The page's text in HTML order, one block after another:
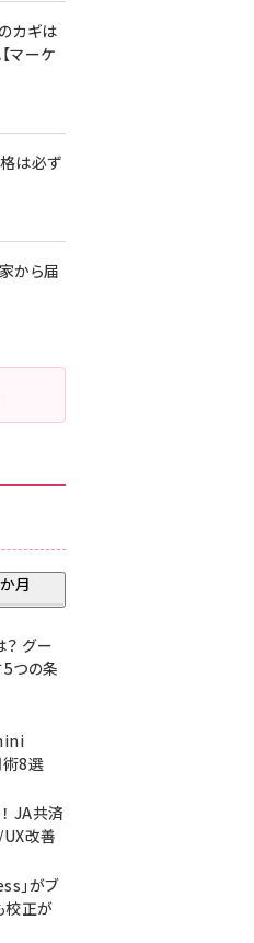
カギは
マーケ
は必ず
から届
月
グー
つの条
8選
JA共済
改善
」がブ
校正が